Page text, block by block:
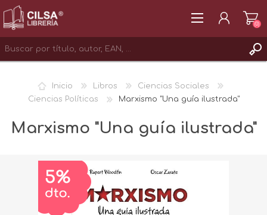
INICIAR SESIÓN
(0)
Inicio Libros
Ciencias Sociales
Ciencias Políticas
Marxismo "Una guía ilustrada"
Marxismo "Una guía ilustrada"